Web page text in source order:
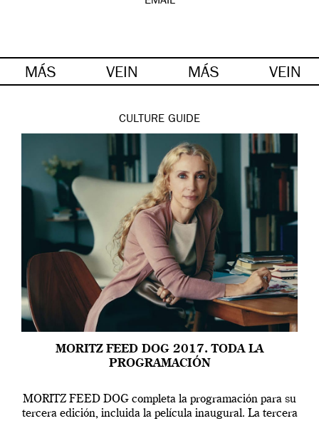
MÁS VEIN MÁS VEIN
CULTURE GUIDE
MORITZ FEED DOG 2017. TODA LA
PROGRAMACIÓN
MORITZ FEED DOG completa la programación para su
tercera edición, incluida la película inaugural. La tercera